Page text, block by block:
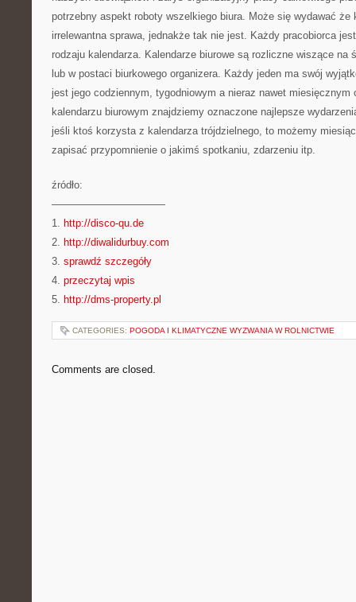
potrzebny aspekt roboty wszelkiego biura. Może się wydawać że
irrelewantna sprawa, jednakże tak nie jest. Każdy pracobiorca
rodzaju kalendarza. Kalendarze biurowe są rozliczne wiszące na
lub w postaci biurkowego organizera. Każdy jeden ma swój
jest jego codziennym, tygodniowym a nieraz nawet miesięcznym
kalendarzu biurowym znajdziemy oznaczone najlepsze
jeśli ktoś korzysta z kalendarza trójdzielnego, to możemy
zapisać przypomnienie o jakimś spotkaniu, zdarzeniu itp.
źródło:
———————————
1. http://disco-qu.de
2. http://diwalidurbuy.com
3. sprawdź szczegóły
4. przeczytaj wpis
5. http://dms-property.pl
CATEGORIES: POGODA I KLIMATYCZNE WYZWANIA W ROLNICTWIE
Comments are closed.